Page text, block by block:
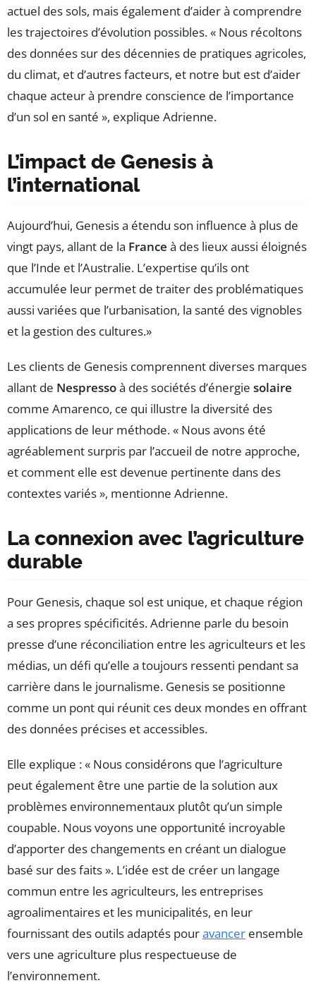
actuel des sols, mais également d’aider à comprendre
les trajectoires d’évolution possibles. « Nous récoltons
des données sur des décennies de pratiques agricoles,
du climat, et d’autres facteurs, et notre but est d’aider
chaque acteur à prendre conscience de l’importance
d’un sol en santé », explique Adrienne.
L’impact de Genesis à
l’international
Aujourd’hui, Genesis a étendu son influence à plus de
vingt pays, allant de la France à des lieux aussi éloignés
que l’Inde et l’Australie. L’expertise qu’ils ont
accumulée leur permet de traiter des problématiques
aussi variées que l’urbanisation, la santé des vignobles
et la gestion des cultures.»
Les clients de Genesis comprennent diverses marques
allant de Nespressoà des sociétés d’énergie solaire
comme Amarenco, ce qui illustre la diversité des
applications de leur méthode. « Nous avons été
agréablement surpris par l’accueil de notre approche,
et comment elle est devenue pertinente dans des
contextes variés », mentionne Adrienne.
La connexion avec l’agriculture
durable
Pour Genesis, chaque sol est unique, et chaque région
a ses propres spécificités. Adrienne parle du besoin
presse d’une réconciliation entre les agriculteurs et les
médias, un défi qu’elle a toujours ressenti pendant sa
carrière dans le journalisme. Genesis se positionne
comme un pont qui réunit ces deux mondes en offrant
des données précises et accessibles.
Elle explique : « Nous considérons que l’agriculture
peut également être une partie de la solution aux
problèmes environnementaux plutôt qu’un simple
coupable. Nous voyons une opportunité incroyable
d’apporter des changements en créant un dialogue
basé sur des faits ». L’idée est de créer un langage
commun entre les agriculteurs, les entreprises
agroalimentaires et les municipalités, en leur
fournissant des outils adaptés pouravancer ensemble
vers une agriculture plus respectueuse de
l’environnement.